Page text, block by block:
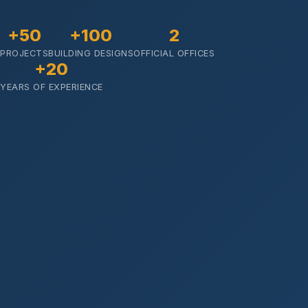
+50
PROJECTS
+100
BUILDING DESIGNS
2
OFFICIAL OFFICES
+20
YEARS OF EXPERIENCE